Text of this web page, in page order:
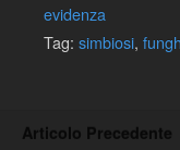
evidenza
Tag: simbiosi,
Articolo Precedente